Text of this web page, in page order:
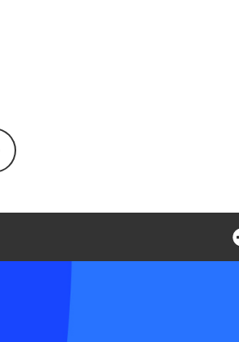
お問合せ窓口
イペット損害保険株式会社